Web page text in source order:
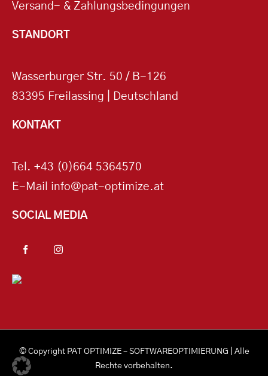
Versand- & Zahlungsbedingungen
STANDORT
Wasserburger Str. 50 / B-126
83395 Freilassing | Deutschland
KONTAKT
Tel. +43 (0)664 5364570
E-Mail info@pat-optimize.at
SOCIAL MEDIA
© Copyright PAT OPTIMIZE – SOFTWAREOPTIMIERUNG | Alle
Rechte vorbehalten.